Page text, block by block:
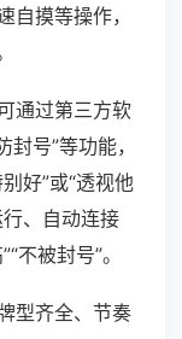
自摸等操作，
通过第三方软
封号”等功能，
好”或“透视他
、自动连接
不被封号”。
型齐全、节奏